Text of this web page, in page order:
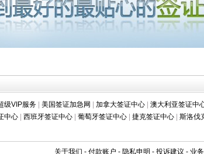
级VIP服务 美国签证加急网 加拿大签证中心 澳大利亚签证中
中心 西班牙签证中心 葡萄牙签证中心 捷克签证中心 斯洛伐
关于我们 - 付款账户 - 隐私申明 - 投诉建议 - 业